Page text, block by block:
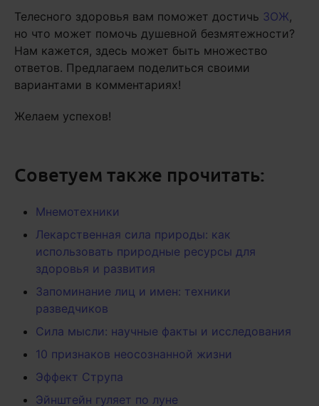
Телесного здоровья вам поможет достичь ЗОЖ,
но что может помочь душевной безмятежности?
Нам кажется, здесь может быть множество
ответов. Предлагаем поделиться своими
вариантами в комментариях!
Желаем успехов!
Советуем также прочитать:
Мнемотехники
Лекарственная сила природы: как
использовать природные ресурсы для
здоровья и развития
Запоминание лиц и имен: техники
разведчиков
Сила мысли: научные факты и исследования
10 признаков неосознанной жизни
Эффект Струпа
Эйнштейн гуляет по луне